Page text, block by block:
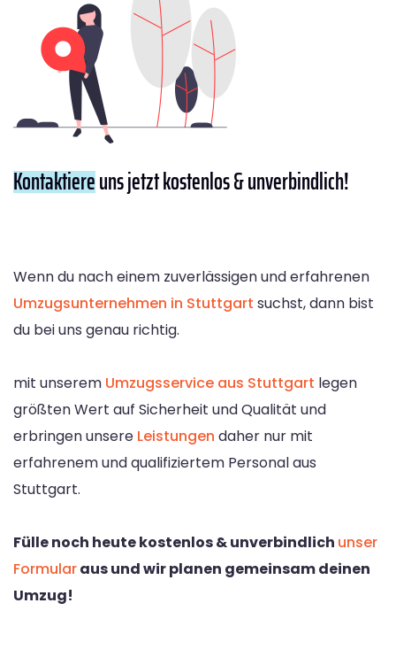
Kontaktiereuns jetzt kostenlos & unverbindlich!
Wenn du nach einem zuverlässigen und erfahrenen
Umzugsunternehmen in Stuttgart suchst, dann bist
du bei uns genau richtig.
mit unserem Umzugsservice aus Stuttgart legen
größten Wert auf Sicherheit und Qualität und
erbringen unsere Leistungen daher nur mit
erfahrenem und qualifiziertem Personal aus
Stuttgart.
Fülle noch heute kostenlos & unverbindlich unser
Formularaus und wir planen gemeinsam deinen
Umzug!